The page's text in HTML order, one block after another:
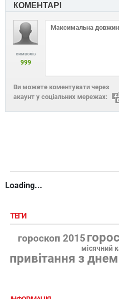
КОМЕНТАРІ
символів
999
Ви можете коментувати через
акаунт у соціальних мережах:
Loading...
ТЕГИ
гороскоп 2015
місячний
привітання з